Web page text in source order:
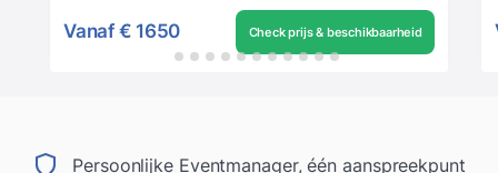
Vanaf € 1650 Check prijs & beschikbaarheid
Persoonlijke Eventmanager, één aanspreekpunt